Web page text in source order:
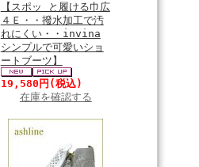
【スポッ と履ける巾広
４Ｅ・・撥水加工で汚
れにくい・・invina
シンプルで可愛いショ
ートブーツ】
19,580円 (税込)
在庫を確認する